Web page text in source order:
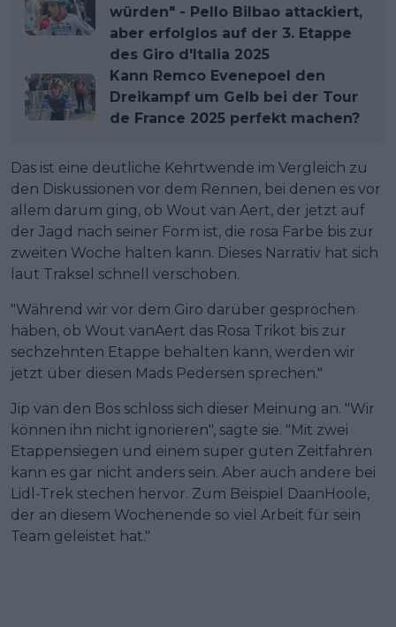
würden" - Pello Bilbao attackiert,
aber erfolglos auf der 3. Etappe
des Giro d'Italia 2025
Kann Remco Evenepoel den
Dreikampf um Gelb bei der Tour
de France 2025 perfekt machen?
Das ist eine deutliche Kehrtwende im Vergleich zu
den Diskussionen vor dem Rennen, bei denen es vor
allem darum ging, ob Wout van Aert, der jetzt auf
der Jagd nach seiner Form ist, die rosa Farbe bis zur
zweiten Woche halten kann. Dieses Narrativ hat sich
laut Traksel schnell verschoben.
"Während wir vor dem Giro darüber gesprochen
haben, ob Wout vanAert das Rosa Trikot bis zur
sechzehnten Etappe behalten kann, werden wir
jetzt über diesen Mads Pedersen sprechen."
Jip van den Bos schloss sich dieser Meinung an. "Wir
können ihn nicht ignorieren", sagte sie. "Mit zwei
Etappensiegen und einem super guten Zeitfahren
kann es gar nicht anders sein. Aber auch andere bei
Lidl-Trek stechen hervor. Zum Beispiel DaanHoole,
der an diesem Wochenende so viel Arbeit für sein
Team geleistet hat."